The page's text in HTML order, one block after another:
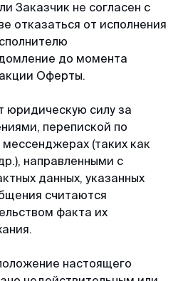
Заказчик не согласен с
отказаться от исполнения
до момента
Оферты.
юридическую силу за
перепиской по
(таких как
направленными с
данных, указанных
считаются
факта их
настоящего